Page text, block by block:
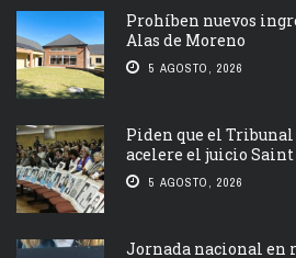
Prohíben nuevos
Alas de Moreno
5 AGOSTO, 2026
Piden que el Tribunal
acelere el juicio
5 AGOSTO, 2026
Jornada nacional en